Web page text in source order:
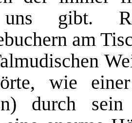
gibt.
am
wie
durch